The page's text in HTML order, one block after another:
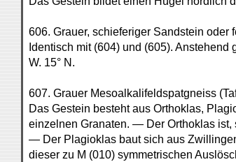
606. Grauer, schieferiger Sandstein oder
Identisch mit (604) und (605).
W. 15° N.
607. Grauer Mesoalkalifeldspatgneiss
Das Gestein besteht aus Orthoklas,
einzelnen Granaten. — Der Orthoklas
— Der Plagioklas baut sich aus
dieser zu M (010) symmetrischen